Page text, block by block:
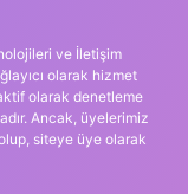
ve İletişim
olarak hizmet
olarak denetleme
Ancak, üyelerimiz
siteye üye olarak